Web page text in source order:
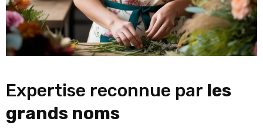
Expertise reconnue par les
grands noms